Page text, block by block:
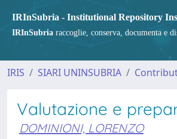
IRInSubria - Institutional Repository
IRInSubria raccoglie, conserva, documenta e
IRIS SIARI UNINSUBRIA
Valutazione e
DOMINIONI, LORENZO